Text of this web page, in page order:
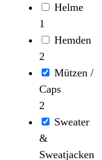
Helme
1
Hemden
2
Mützen /
Caps
2
Sweater
&
Sweatjacken